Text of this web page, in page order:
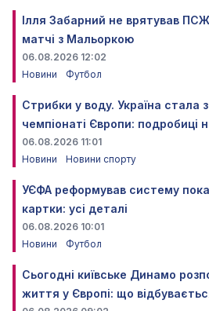
Ілля Забарний не врятував
матчі з Мальоркою
06.08.2026 12:02
Новини
Футбол
Стрибки у воду. Україна стала
чемпіонаті Європи: подробиці
06.08.2026 11:01
Новини
Новини спорту
УЄФА реформував систему
картки: усі деталі
06.08.2026 10:01
Новини
Футбол
Сьогодні київське Динамо
життя у Європі: що